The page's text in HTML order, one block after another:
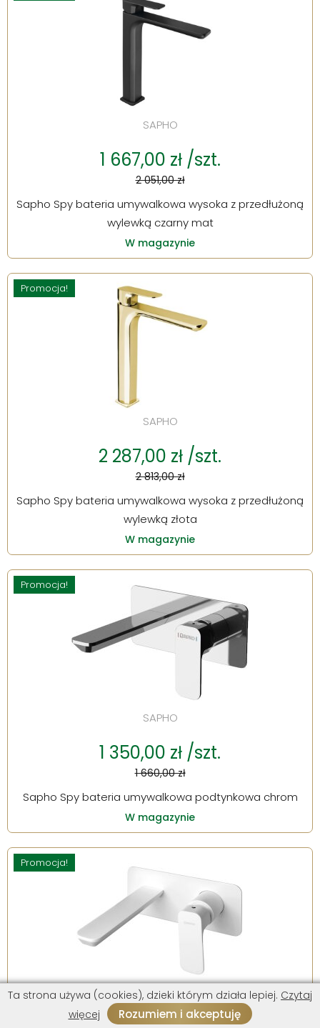
SAPHO
1 667,00 zł /szt.
2 051,00 zł
Sapho Spy bateria umywalkowa wysoka z przedłużoną
wylewką czarny mat
W magazynie
Promocja!
SAPHO
2 287,00 zł /szt.
2 813,00 zł
Sapho Spy bateria umywalkowa wysoka z przedłużoną
wylewką złota
W magazynie
Promocja!
SAPHO
1 350,00 zł /szt.
1 660,00 zł
Sapho Spy bateria umywalkowa podtynkowa chrom
W magazynie
Promocja!
SAPHO
Ta strona używa (cookies), dzieki którym działa lepiej. Czytaj
więcej
Rozumiem i akceptuję